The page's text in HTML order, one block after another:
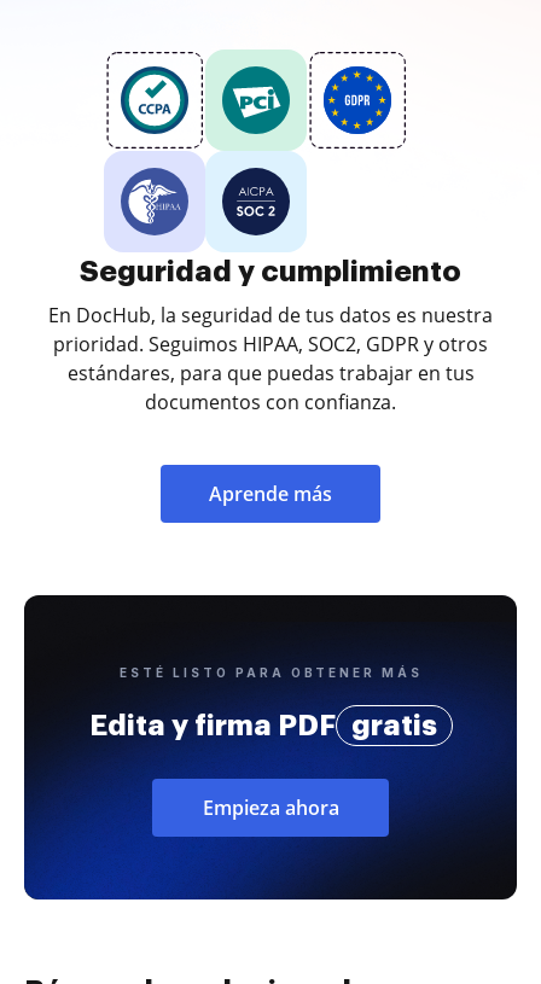
Seguridad y cumplimiento
En DocHub, la seguridad de tus datos es nuestra
prioridad. Seguimos HIPAA, SOC2, GDPR y otros
estándares, para que puedas trabajar en tus
documentos con confianza.
Aprende más
ESTÉ LISTO PARA OBTENER MÁS
Edita y firma PDF gratis
Empieza ahora